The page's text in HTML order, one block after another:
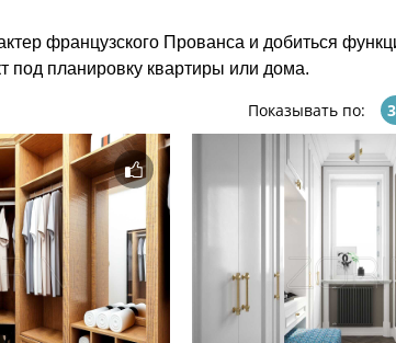
французского Прованса и добиться
под планировку квартиры или дома.
Показывать по: